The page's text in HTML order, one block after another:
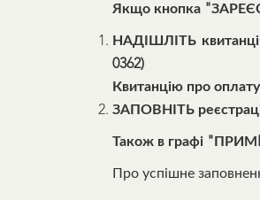
Якщо кнопка
НАДІШЛІТЬ
0362)
Квитанцію про
ЗАПОВНІТЬ
Також в графі
Про успішне